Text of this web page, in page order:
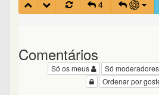
4
Comentários
Só moderadores
Só os meus
Ordenar por